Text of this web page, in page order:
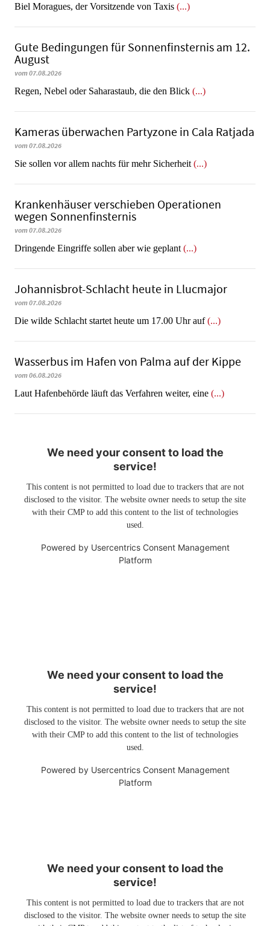
​​​​​​​Biel Moragues, der Vorsitzende von Taxis (...)
Gute Bedingungen für Sonnenfinsternis am 12.
August
vom 07.08.2026
Regen, Nebel oder Saharastaub, die den Blick (...)
Kameras überwachen Partyzone in Cala Ratjada
vom 07.08.2026
Sie sollen vor allem nachts für mehr Sicherheit (...)
Krankenhäuser verschieben Operationen
wegen Sonnenfinsternis
vom 07.08.2026
Dringende Eingriffe sollen aber wie geplant (...)
Johannisbrot-Schlacht heute in Llucmajor
vom 07.08.2026
Die wilde Schlacht startet heute um 17.00 Uhr auf(...)
Wasserbus im Hafen von Palma auf der Kippe
vom 06.08.2026
Laut Hafenbehörde läuft das Verfahren weiter, eine (...)
We need your consent to load the
service!
This content is not permitted to load due to trackers that are not
disclosed to the visitor. The website owner needs to setup the site
with their CMP to add this content to the list of technologies
used.
Powered by Usercentrics Consent Management
Platform
We need your consent to load the
service!
This content is not permitted to load due to trackers that are not
disclosed to the visitor. The website owner needs to setup the site
with their CMP to add this content to the list of technologies
used.
Powered by Usercentrics Consent Management
Platform
We need your consent to load the
service!
This content is not permitted to load due to trackers that are not
disclosed to the visitor. The website owner needs to setup the site